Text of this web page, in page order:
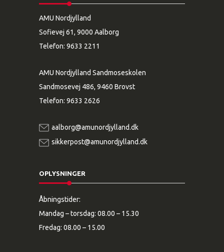
AMU Nordjylland
Sofievej 61, 9000 Aalborg
Telefon: 9633 2211
AMU Nordjylland Sandmoseskolen
Sandmosevej 486, 9460 Brovst
Telefon: 9633 2626
aalborg@amunordjylland.dk
sikkerpost@amunordjylland.dk
OPLYSNINGER
Åbningstider:
Mandag – torsdag: 08.00 – 15.30
Fredag: 08.00 – 15.00